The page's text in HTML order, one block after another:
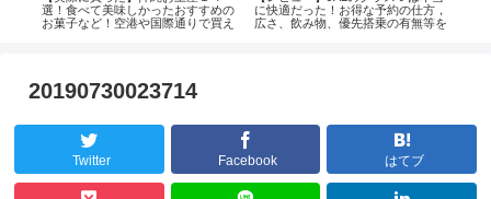
選！食べて美味しかったおすすめの
お菓子など！空港や国際通りで買え
に快適だった！お得な予約の仕方，
広さ、飲み物、優先搭乗の有無等を
20190730023714
Twitter Facebook はてブ